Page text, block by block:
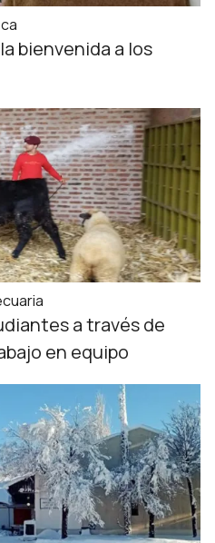
bienvenida a los
a través de
en equipo